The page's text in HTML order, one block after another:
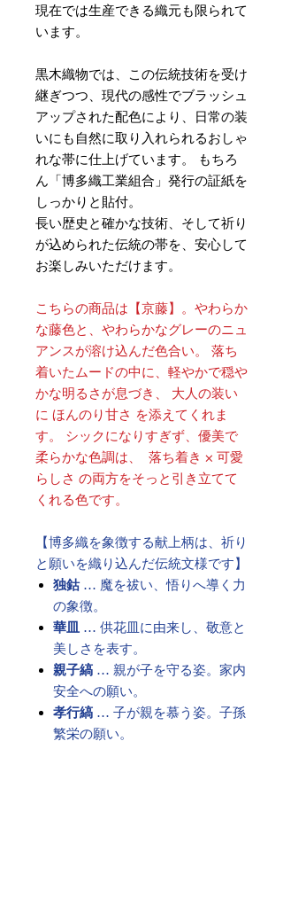
現在では生産できる織元も限られて
います。
黒木織物では、この伝統技術を受け
継ぎつつ、現代の感性でブラッシュ
アップされた配色により、日常の装
いにも自然に取り入れられるおしゃ
れな帯に仕上げています。 もちろ
ん「博多織工業組合」発行の証紙を
しっかりと貼付。
長い歴史と確かな技術、そして祈り
が込められた伝統の帯を、安心して
お楽しみいただけます。
こちらの商品は【京藤】。やわらか
な藤色と、やわらかなグレーのニュ
アンスが溶け込んだ色合い。 落ち
着いたムードの中に、軽やかで穏や
かな明るさが息づき、 大人の装い
に ほんのり甘さ を添えてくれま
す。 シックになりすぎず、優美で
柔らかな色調は、 落ち着き × 可愛
らしさ の両方をそっと引き立てて
くれる色です。
【博多織を象徴する献上柄は、祈り
と願いを織り込んだ伝統文様です】
独鈷… 魔を祓い、悟りへ導く力
の象徴。
華皿 … 供花皿に由来し、敬意と
美しさを表す。
親子縞 … 親が子を守る姿。家内
安全への願い。
孝行縞 … 子が親を慕う姿。子孫
繁栄の願い。